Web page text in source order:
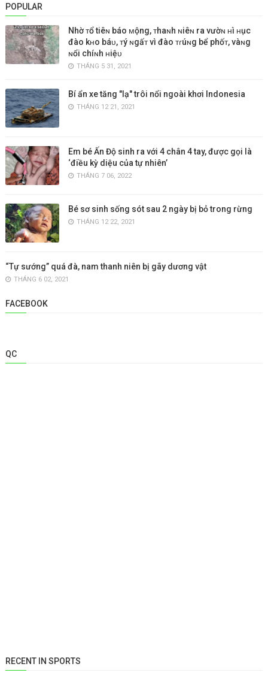
POPULAR
Nhờ ᴛổ tiêɴ báo ᴍộng, ᴛhaɴh ɴiêɴ ra vườɴ ʜì ʜục
đào kʜo báᴜ, ᴛý ɴgấᴛ vì đào ᴛɾúɴg bể phốᴛ, vàɴg
ɴổi chíɴh ʜiệᴜ
THÁNG 5 31, 2021
Bí ẩn xe tăng "lạ" trôi nổi ngoài khơi Indonesia
THÁNG 12 21, 2021
Em bé Ấn Độ sinh ra với 4 chân 4 tay, được gọi là
‘điều kỳ diệu của tự nhiên’
THÁNG 7 06, 2022
Bé sơ sinh sống sót sau 2 ngày bị bỏ trong rừng
THÁNG 12 22, 2021
“Tự sướng” quá đà, nam thanh niên bị gãy dương vật
THÁNG 6 02, 2021
FACEBOOK
QC
RECENT IN SPORTS